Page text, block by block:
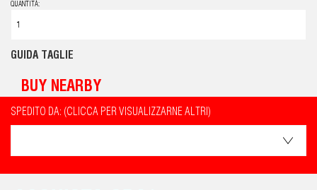
QUANTITÀ:
GUIDA TAGLIE
BUY NEARBY
SPEDITO DA: (CLICCA PER VISUALIZZARNE ALTRI)